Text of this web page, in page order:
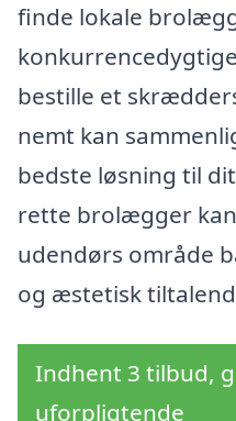
finde lokale
bestille et
nemt kan
bedste løsning til
rette brolægger
udendørs område
og æstetisk
Indhent 3 tilbud,
uforpligtende